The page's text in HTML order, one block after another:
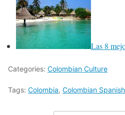
Las 8
Categories: Colombian Culture
Tags: Colombia, Colombian Spanish